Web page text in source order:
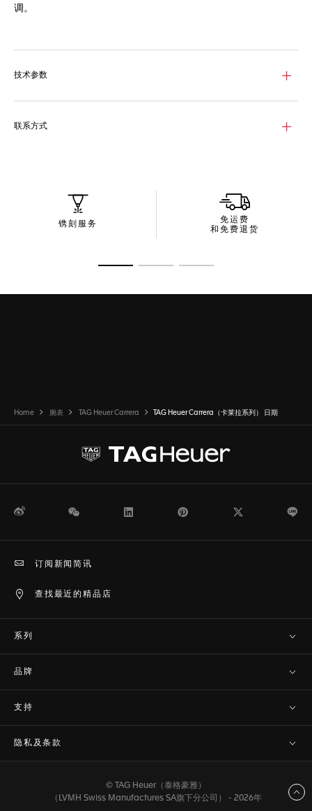
调。
带夜光效果的黑色表盘精美凸显夜光镀铑指针、时标和镶贴TAG
过蓝宝石表背尽赏这款自动机芯的运行美态。
技术参数
联系方式
镌刻服务
免运费
和免费退货
Home 腕表 TAG Heuer Carrera TAG Heuer Carrera（卡莱拉系列） 日期
微博 WeChat Pinterest
查找最近的精品店
订阅新闻简讯
系列
品牌
支持
隐私及条款
© TAG Heuer（泰格豪雅）
（LVMH Swiss Manufactures SA旗下分公司） - 2026年
返回顶部